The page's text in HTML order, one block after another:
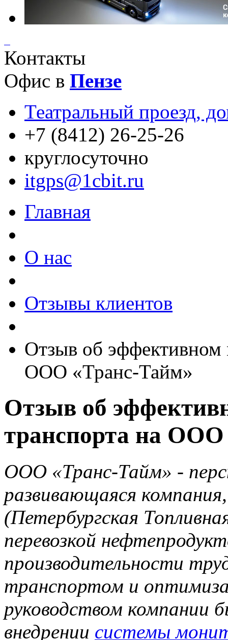
Контакты
Офис в Пензе
Театральный проезд,
+7 (8412) 26-25-26
круглосуточно
itgps@1cbit.ru
Главная
О нас
Отзывы клиентов
Отзыв об эффективном
ООО «Транс-Тайм»
Отзыв об
транспорта на
ООО «Транс-Тайм» -
развивающаяся
(Петербургская
перевозкой
производительности
транспортом и
руководством компании
внедрении системы